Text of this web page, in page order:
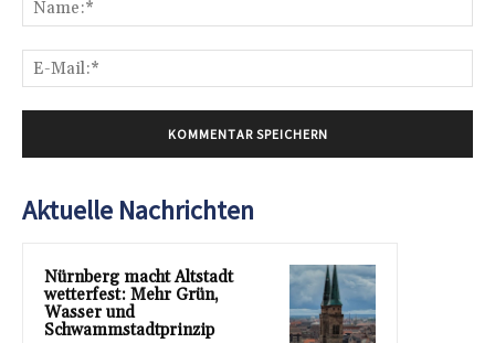
Aktuelle Nachrichten
Nürnberg macht Altstadt
wetterfest: Mehr Grün,
Wasser und
Schwammstadtprinzip